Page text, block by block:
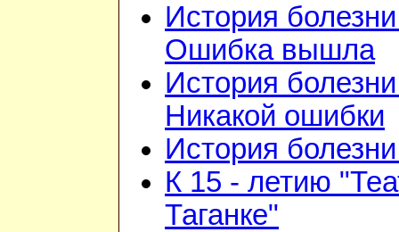
История
Ошибка вышла
История
Никакой ошибки
История
К 15 - летию
Таганке"